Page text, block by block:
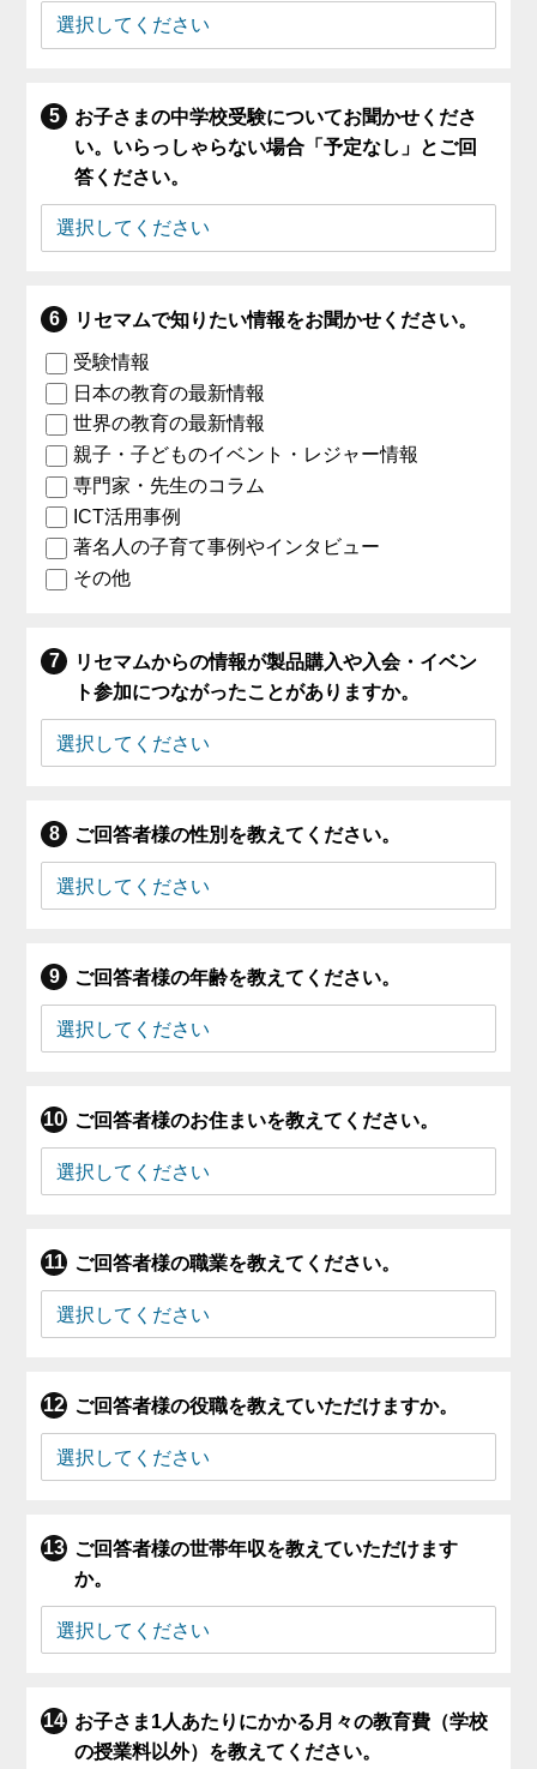
お子さまの中学校受験についてお聞かせくださ
い。いらっしゃらない場合「予定なし」とご回
答ください。
リセマムで知りたい情報をお聞かせください。
受験情報
日本の教育の最新情報
世界の教育の最新情報
親子・子どものイベント・レジャー情報
専門家・先生のコラム
ICT活用事例
著名人の子育て事例やインタビュー
その他
リセマムからの情報が製品購入や入会・イベン
ト参加につながったことがありますか。
ご回答者様の性別を教えてください。
ご回答者様の年齢を教えてください。
ご回答者様のお住まいを教えてください。
ご回答者様の職業を教えてください。
ご回答者様の役職を教えていただけますか。
ご回答者様の世帯年収を教えていただけます
か。
お子さま1人あたりにかかる月々の教育費（学校
の授業料以外）を教えてください。